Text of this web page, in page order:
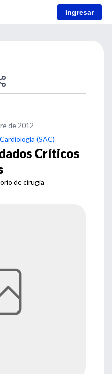
Ingresar
de 2012
(SAC)
Críticos
de cirugía